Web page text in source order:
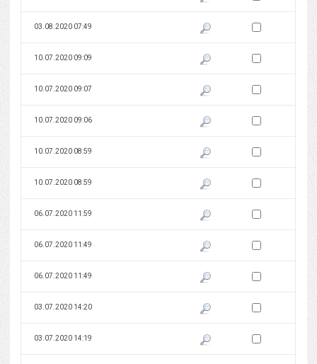
03.08.2020 07:49 Pokaż podgląd wersji z dnia
Zaznacz wersję do
10.07.2020 09:09 Pokaż podgląd wersji z dnia
Zaznacz wersję do
10.07.2020 09:07 Pokaż podgląd wersji z dnia
Zaznacz wersję do
10.07.2020 09:06 Pokaż podgląd wersji z dnia
Zaznacz wersję do
10.07.2020 08:59 Pokaż podgląd wersji z dnia
Zaznacz wersję do
10.07.2020 08:59 Pokaż podgląd wersji z dnia
Zaznacz wersję do
06.07.2020 11:59 Pokaż podgląd wersji z dnia
Zaznacz wersję do
06.07.2020 11:49 Pokaż podgląd wersji z dnia
Zaznacz wersję do
06.07.2020 11:49 Pokaż podgląd wersji z dnia
Zaznacz wersję do
03.07.2020 14:20 Pokaż podgląd wersji z dnia
Zaznacz wersję do
03.07.2020 14:19 Pokaż podgląd wersji z dnia
Zaznacz wersję do